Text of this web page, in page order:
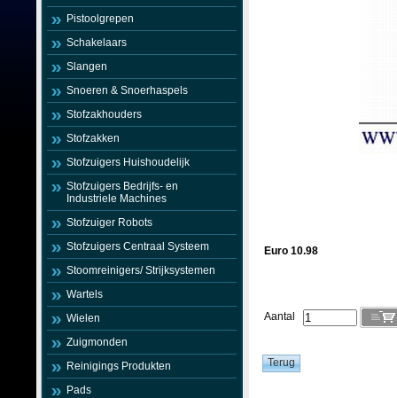
Pistoolgrepen
Schakelaars
Slangen
Snoeren & Snoerhaspels
Stofzakhouders
Stofzakken
Stofzuigers Huishoudelijk
Stofzuigers Bedrijfs- en
Industriele Machines
Stofzuiger Robots
Stofzuigers Centraal Systeem
Stoomreinigers/ Strijksystemen
Wartels
Wielen
Zuigmonden
Reinigings Produkten
Pads
Euro 10.98
Aantal